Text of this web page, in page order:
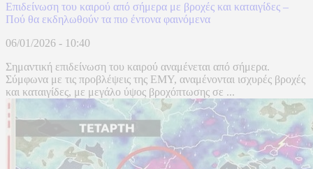
Επιδείνωση του καιρού από σήμερα με βροχές και καταιγίδες –
Πού θα εκδηλωθούν τα πιο έντονα φαινόμενα
06/01/2026 - 10:40
Σημαντική επιδείνωση του καιρού αναμένεται από σήμερα.
Σύμφωνα με τις προβλέψεις της ΕΜΥ, αναμένονται ισχυρές βροχές
και καταιγίδες, με μεγάλο ύψος βροχόπτωσης σε ...